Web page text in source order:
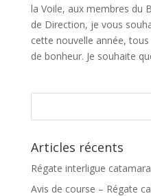
la Voile, aux membres du
de Direction, je vous
cette nouvelle année,
de bonheur. Je souhaite
Articles récents
Régate interligue
Avis de course – Régate